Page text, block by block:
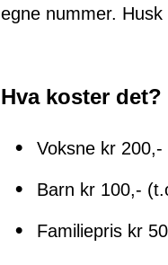
egne nummer.
Hva koster det?
Voksne kr 200,-
Barn kr 100,-
Familiepris kr